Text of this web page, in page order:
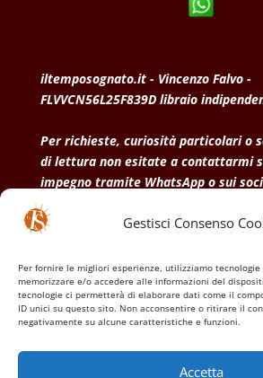
Gestisci Consenso
Per fornire le migliori esperienze, utilizziamo tecnologie
memorizzare e/o accedere alle informazioni del
tecnologie ci permetterà di elaborare dati come il
ID unici su questo sito. Non acconsentire o ritirare il
negativamente su alcune caratteristiche e funzioni.
Accetta
iltemposognato.it - Vincenzo Falvo -
FLVVCN56L25F839D libraio
Per richieste, curiosità particolari o
di lettura non esitate a contattarmi
impegno tramite WhatsApp o sui
• Condizioni generali di vendita